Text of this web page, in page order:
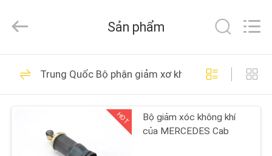
NHÀ
CÁC
PHẨM
SPRING
LTD.
Reserved.
Đình chỉ mùa xuân
635
Sản phẩm
Trung Quốc Bộ phận giảm xơ không khí của Cab
HOT
Bộ giảm xóc không khí
của MERCEDES Cab